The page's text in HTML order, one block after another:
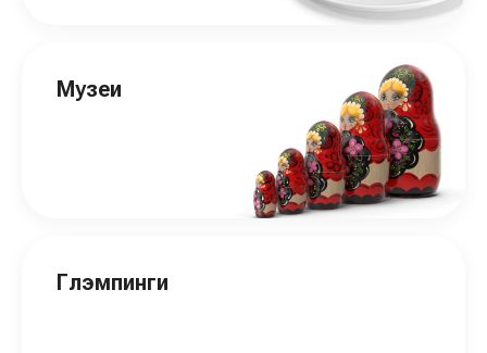
Музеи
Глэмпинги